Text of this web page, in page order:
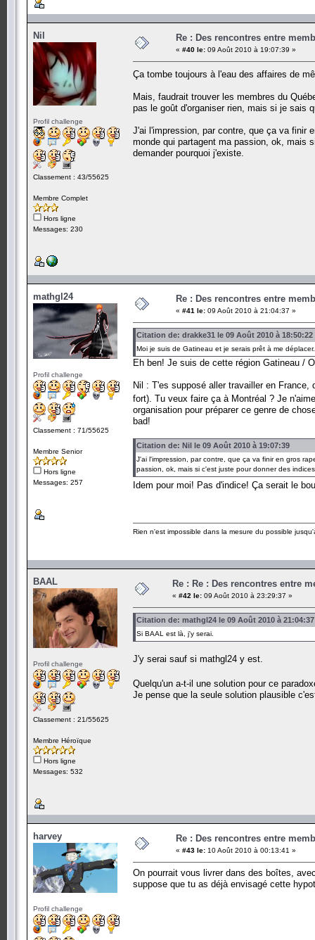
Nil
Profil challenge
Classement : 43/55625
Membre Complet
Hors ligne
Messages: 230
Re : Des rencontres entre
« #40 le: 09 Août 2010 à 19:07:39 »
Ça tombe toujours à l'eau des affaires de
Mais, faudrait trouver les membres du
pas le goût d'organiser rien, mais si je sais
J'ai l'impression, par contre, que ça va finir
monde qui partagent ma passion, ok, mais
demander pourquoi j'existe.
mathgl24
Profil challenge
Classement : 71/55625
Membre Senior
Hors ligne
Messages: 257
Re : Des rencontres entre
« #41 le: 09 Août 2010 à 21:04:37 »
Citation de: drakke31 le 09 Août 2010 à 18:50:22
Moi je suis de Gatineau et je serais prêt à me
Eh ben! Je suis de cette région Gatineau /
Nil : T'es supposé aller travailler en
fort). Tu veux faire ça à Montréal ? Je
organisation pour préparer ce genre de
bad!
Citation de: Nil le 09 Août 2010 à 19:07:39
J'ai l'impression, par contre, que ça va finir en gros
passion, ok, mais si c'est juste pour donner des
Idem pour moi! Pas d'indice! Ça serait le
Rien n'est impossible dans la mesure du possible
BAAL
Profil challenge
Classement : 21/55625
Membre Héroïque
Hors ligne
Messages: 532
Re : Re : Des rencontres entre
« #42 le: 09 Août 2010 à 23:29:37 »
Citation de: mathgl24 le 09 Août 2010 à 21:04:37
Si BAAL est là, j'y serai.
J'y serai sauf si mathgl24 y est.
Quelqu'un a-t-il une solution pour ce
Je pense que la seule solution plausible
harvey
Profil challenge
Re : Des rencontres entre
« #43 le: 10 Août 2010 à 00:13:41 »
On pourrait vous livrer dans des boîtes,
suppose que tu as déjà envisagé cette